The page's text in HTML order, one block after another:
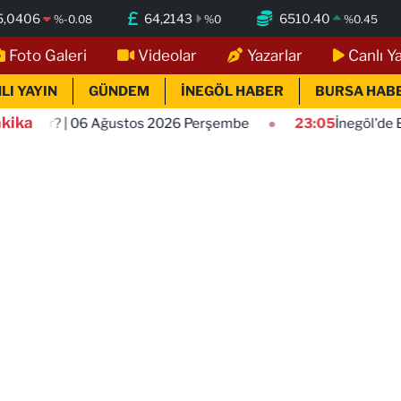
%-0.08 64,2143 %0 6510.40 %0.45
Foto Galeri Videolar Yazarlar Canlı
YAYIN GÜNDEM İNEGÖL HABER BURSA
Perşembe 23:05İnegöl'de Bugün Kimler Vefat